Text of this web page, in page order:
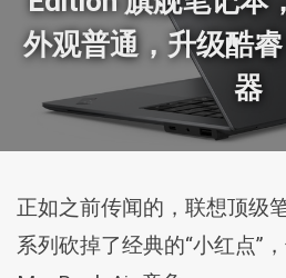
外观普通，升级酷
器
正如之前传闻的，联想顶级
系列砍掉了经典的“小红点”